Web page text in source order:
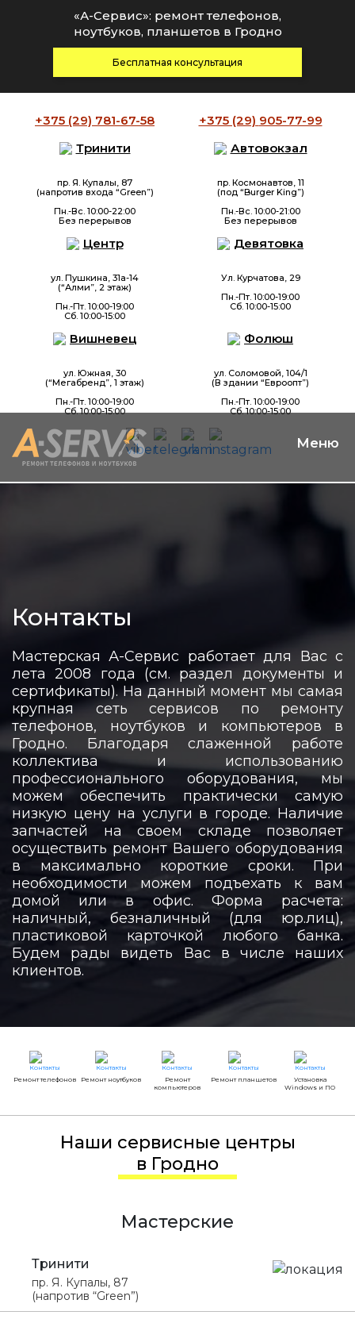
+375 (29) 781-67-58 +375 (29) 905-77-99
Тринити
пр. Я. Купалы, 87
(напротив входа “Green”)
Пн.-Вс. 10:00-22:00
Без перерывов
Автовокзал
пр. Космонавтов, 11
(под “Burger King”)
Пн.-Вс. 10:00-21:00
Без перерывов
Центр
ул. Пушкина, 31а-14
(“Алми”, 2 этаж)
Пн.-Пт. 10:00-19:00
Сб. 10:00-15:00
Девятовка
Ул. Курчатова, 29
Пн.-Пт. 10:00-19:00
Сб. 10:00-15:00
Вишневец
ул. Южная, 30
(“Мегабренд”, 1 этаж)
Пн.-Пт. 10:00-19:00
Сб. 10:00-15:00
Фолюш
ул. Соломовой, 104/1
(В здании “Евроопт”)
Пн.-Пт. 10:00-19:00
Сб. 10:00-15:00
«А-Сервис»: ремонт телефонов,
ноутбуков, планшетов в Гродно
Бесплатная консультация
Контакты
Мастерская А-Сервис работает для Вас с
лета 2008 года (см. раздел документы и
сертификаты). На данный момент мы самая
крупная сеть сервисов по ремонту
телефонов, ноутбуков и компьютеров в
Гродно. Благодаря слаженной работе
коллектива и использованию
профессионального оборудования, мы
можем обеспечить практически самую
низкую цену на услуги в городе. Наличие
запчастей на своем складе позволяет
осуществить ремонт Вашего оборудования
в максимально короткие сроки. При
необходимости можем подъехать к вам
домой или в офис. Форма расчета:
наличный, безналичный (для юр.лиц),
пластиковой карточкой любого банка.
Будем рады видеть Вас в числе наших
клиентов.
Ремонт телефонов Ремонт ноутбуков
Ремонт
компьютеров
Ремонт планшетов
Установка
Windows и ПО
Наши сервисные центры
в Гродно
Мастерские
Тринити
пр. Я. Купалы, 87
(напротив “Green”)